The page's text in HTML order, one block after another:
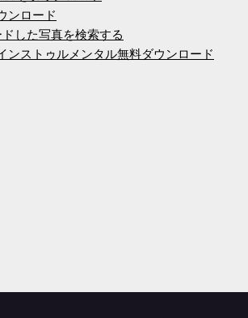
ンロード
した写真を検索する
ンストゥルメンタル無料ダウンロード